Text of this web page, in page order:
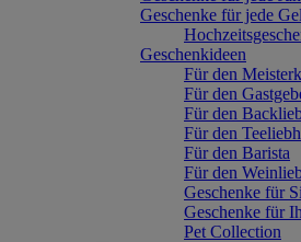
Geschenke für jede
Geschenkideen
Für den
Für den
Für den
Für den
Für den Barista
Für den
Geschenke für
Geschenke für
Pet Collection